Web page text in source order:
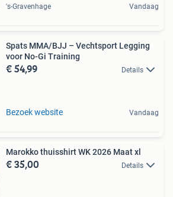
's-Gravenhage Vandaag
Spats MMA/BJJ – Vechtsport Legging
voor No-Gi Training
€ 54,99 Details
Bezoek website Vandaag
Marokko thuisshirt WK 2026 Maat xl
€ 35,00 Details